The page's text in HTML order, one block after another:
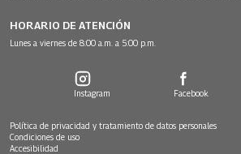
HORARIO DE ATENCIÓN
Lunes a viernes de 8:00 a.m. a 5:00 p.m.
Instagram Facebook
Política de privacidad y tratamiento de datos personales
Condiciones de uso
Accesibilidad